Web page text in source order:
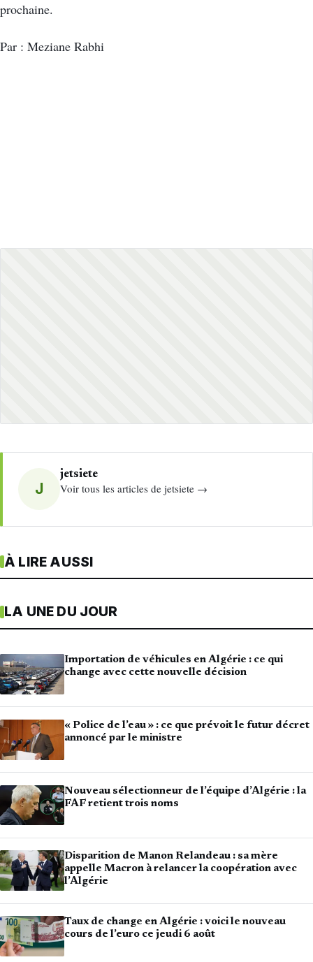
prochaine.
Par : Meziane Rabhi
J
jetsiete
Voir tous les articles de jetsiete →
À LIRE AUSSI
LA UNE DU JOUR
Importation de véhicules en Algérie : ce qui
change avec cette nouvelle décision
« Police de l’eau » : ce que prévoit le futur décret
annoncé par le ministre
Nouveau sélectionneur de l’équipe d’Algérie : la
FAF retient trois noms
Disparition de Manon Relandeau : sa mère
appelle Macron à relancer la coopération avec
l’Algérie
Taux de change en Algérie : voici le nouveau
cours de l’euro ce jeudi 6 août